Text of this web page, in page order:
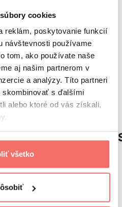
cookies
reklám, poskytovanie funkcií
návštevnosti používame
tom, ako používate naše
aj našim partnerom v
a analýzy. Títo partneri
skombinovať s ďalšími
alebo ktoré od vás získali,
všetko